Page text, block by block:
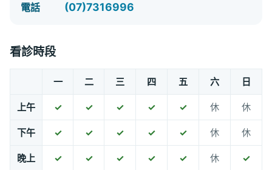
電話 (07)7316996
看診時段
一 二 三 四 五 六 日
上午 ✓ ✓ ✓ ✓ ✓ 休 休
下午 ✓ ✓ ✓ ✓ ✓ 休 休
晚上 ✓ ✓ ✓ ✓ ✓ 休 ✓